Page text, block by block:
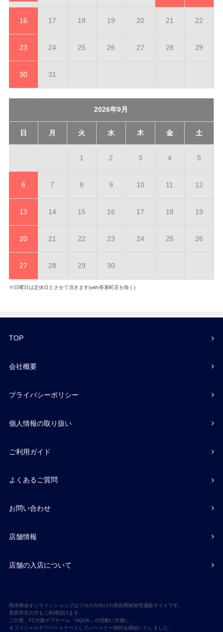
16 17 18 19 20 21 22
23 24 25 26 27 28 29
30 31
2026年9月
日 月 火 水 木 金 土
1 2 3 4 5
6 7 8 9 10 11 12
13 14 15 16 17 18 19
20 21 22 23 24 25 26
27 28 29 30
※日曜日は定休日とさせて頂きます(with茶屋町店を除く)
TOP
会社概要
プライバシーポリシー
個人情報の取り扱い
ご利用ガイド
よくあるご質問
お問い合わせ
店舗情報
店舗の入店について
岡本商会オンラインショップはプロの方向けの美容商材卸売通販サイトです。
美容学生の方もご利用頂けます。
この度、FC大阪チアチーム『AQUA』の活動に共感し、
オフィシャルチアパートナーとしてパートナー契約を締結いたしました。